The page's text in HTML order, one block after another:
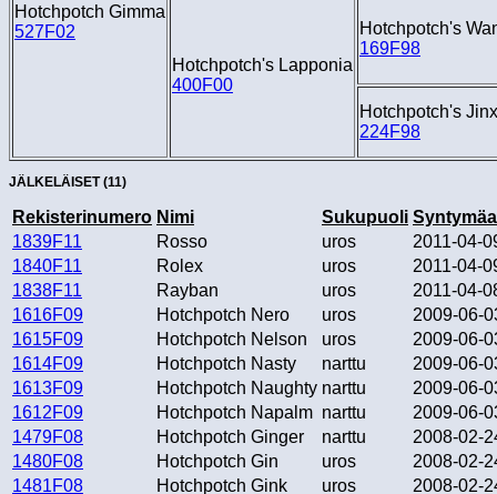
Hotchpotch Gimma
527F02
Hotchpotch's Lapponia
400F00
Hotchpotch's
169F98
Hotchpotch's Jinx
224F98
JÄLKELÄISET (11)
Rekisterinumero Nimi Sukupuoli
1839F11
Rosso uros
2011-04-
1840F11
Rolex uros
2011-04-
1838F11
Rayban uros
2011-04-
1616F09
Hotchpotch Nero uros
2009-06-
1615F09
Hotchpotch Nelson uros
2009-06-
1614F09
Hotchpotch Nasty narttu
2009-06-
1613F09
Hotchpotch Naughty narttu
2009-06-
1612F09
Hotchpotch Napalm narttu
2009-06-
1479F08
Hotchpotch Ginger narttu
2008-02-
1480F08
Hotchpotch Gin uros
2008-02-
1481F08
Hotchpotch Gink uros 2008-02-